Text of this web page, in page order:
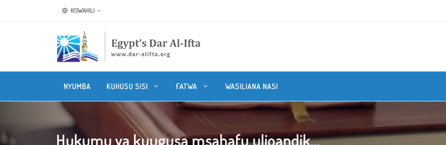
KISWAHILI
NYUMBA KUHUSU SISI FATWA WASILIANA NASI
Hukumu ya kuugusa msahafu ulioandik...